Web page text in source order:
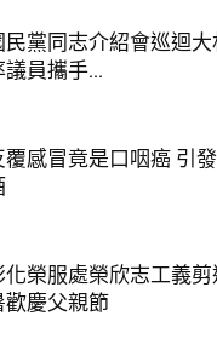
民黨同志介紹會巡迴
議員攜手...
覆感冒竟是口咽癌 引
化榮服處榮欣志工義
歡慶父親節